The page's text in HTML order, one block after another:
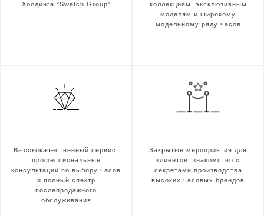
Холдинга "Swatch Group"
коллекциям, эксклюзивным
моделям и широкому
модельному ряду часов
Высококачественный сервис,
профессиональные
консультации по выбору часов
и полный спектр
послепродажного
обслуживания
Закрытые мероприятия для
клиентов, знакомство с
секретами производства
высоких часовых брендов